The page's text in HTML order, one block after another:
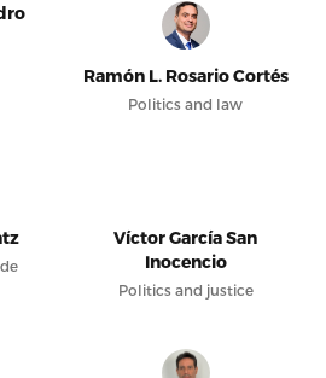
Ramón L. Rosario Cortés
Politics and law
Víctor García San
Inocencio
Politics and justice